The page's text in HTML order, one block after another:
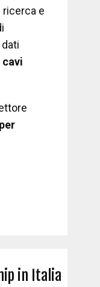
ricerca e
cavi
in Italia